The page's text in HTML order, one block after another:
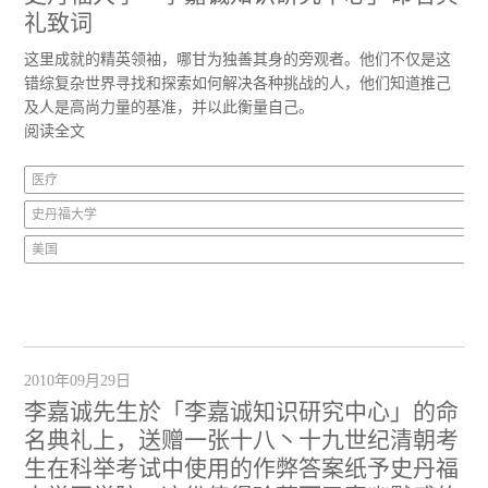
礼致词
这里成就的精英领袖，哪甘为独善其身的旁观者。他们不仅是这
错综复杂世界寻找和探索如何解决各种挑战的人，他们知道推己
及人是高尚力量的基准，并以此衡量自己。
阅读全文
医疗
史丹福大学
美国
2010年09月29日
李嘉诚先生於「李嘉诚知识研究中心」的命
名典礼上，送赠一张十八丶十九世纪清朝考
生在科举考试中使用的作弊答案纸予史丹福